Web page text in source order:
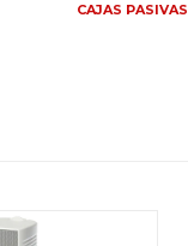
CAJAS PASIVAS